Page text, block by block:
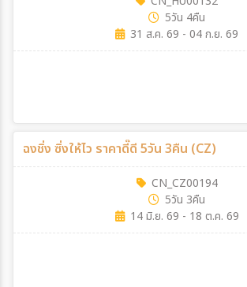
5วัน 4คืน
31 ส.ค. 69 - 04 ก.ย. 69
ฉงชิ่ง ซิ่งให้ไว ราคาดี๊ดี 5วัน 3คืน (CZ)
CN_CZ00194
5วัน 3คืน
14 มิ.ย. 69 - 18 ต.ค. 69